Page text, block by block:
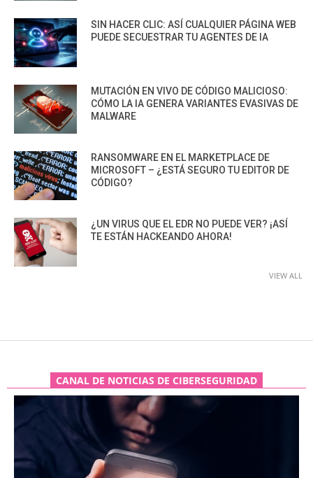
SIN HACER CLIC: ASÍ CUALQUIER PÁGINA WEB
PUEDE SECUESTRAR TU AGENTES DE IA
MUTACIÓN EN VIVO DE CÓDIGO MALICIOSO:
CÓMO LA IA GENERA VARIANTES EVASIVAS DE
MALWARE
RANSOMWARE EN EL MARKETPLACE DE
MICROSOFT – ¿ESTÁ SEGURO TU EDITOR DE
CÓDIGO?
¿UN VIRUS QUE EL EDR NO PUEDE VER? ¡ASÍ
TE ESTÁN HACKEANDO AHORA!
VIEW ALL
CANAL DE NOTICIAS DE CIBERSEGURIDAD